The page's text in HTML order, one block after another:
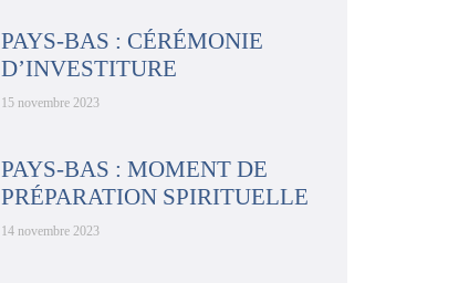
PAYS-BAS : CÉRÉMONIE
D’INVESTITURE
15 novembre 2023
PAYS-BAS : MOMENT DE
PRÉPARATION SPIRITUELLE
14 novembre 2023